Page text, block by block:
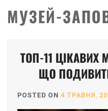
МУЗЕЙ-
ТОП-11 ЦІКАВИХ
ЩО
POSTED ON 4 ТРАВНЯ,